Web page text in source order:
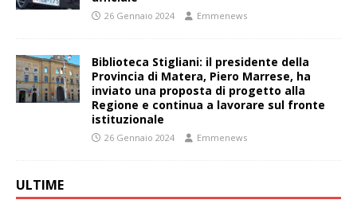
26 Gennaio 2024 Emmenews
Biblioteca Stigliani: il presidente della
Provincia di Matera, Piero Marrese, ha
inviato una proposta di progetto alla
Regione e continua a lavorare sul fronte
istituzionale
26 Gennaio 2024 Emmenews
ULTIME